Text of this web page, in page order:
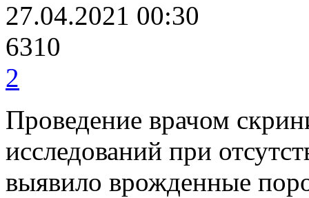
27.04.2021 00:30
6310
2
Проведение врачом
исследований при
выявило врожденные